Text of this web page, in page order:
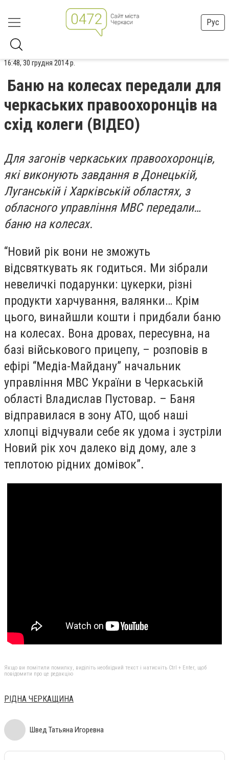
Рус
16:48, 30 грудня 2014 р.
Баню на колесах передали для
черкаських правоохоронців на
схід колеги (ВІДЕО)
Для загонів черкаських правоохоронців,
які виконують завдання в Донецькій,
Луганській і Харківській областях, з
обласного управління МВС передали…
баню на колесах.
“Новий рік вони не зможуть
відсвяткувать як годиться. Ми зібрали
невеличкі подарунки: цукерки, різні
продукти харчування, валянки… Крім
цього, винайшли кошти і придбали баню
на колесах. Вона дровах, пересувна, на
базі військового прицепу, – розповів в
ефірі “Медіа-Майдану” начальник
управління МВС України в Черкаській
області Владислав Пустовар. – Баня
відправилася в зону АТО, щоб наші
хлопці відчували себе як удома і зустріли
Новий рік хоч далеко від дому, але з
теплотою рідних домівок”.
Якщо ви помітили помилку, виділіть необхідний текст і натисніть Ctrl + Enter, щоб
повідомити про це редакцію
РІДНА ЧЕРКАЩИНА
Швед Татьяна Игоревна